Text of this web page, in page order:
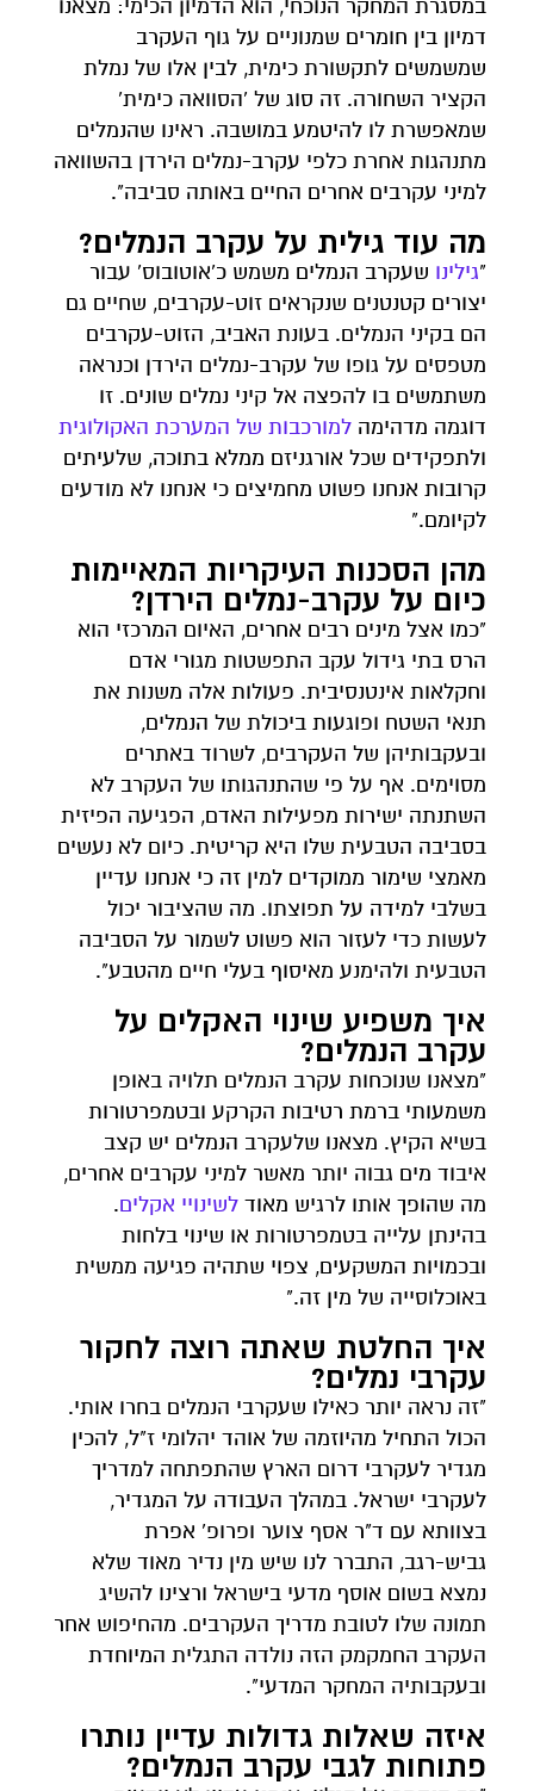
במסגרת המחקר הנוכחי, הוא הדמיון הכימי: מצאנו
דמיון בין חומרים שמנוניים על גוף העקרב
שמשמשים לתקשורת כימית, לבין אלו של נמלת
הקציר השחורה. זה סוג של 'הסוואה כימית'
שמאפשרת לו להיטמע במושבה. ראינו שהנמלים
מתנהגות אחרת כלפי עקרב-נמלים הירדן בהשוואה
למיני עקרבים אחרים החיים באותה סביבה".
מה עוד גילית על עקרב הנמלים?
"גילינו שעקרב הנמלים משמש כ'אוטובוס' עבור
יצורים קטנטנים שנקראים זוט-עקרבים, שחיים גם
הם בקיני הנמלים. בעונת האביב, הזוט-עקרבים
מטפסים על גופו של עקרב-נמלים הירדן וכנראה
משתמשים בו להפצה אל קיני נמלים שונים. זו
דוגמה מדהימה למורכבות של המערכת האקולוגית
ולתפקידים שכל אורגניזם ממלא בתוכה, שלעיתים
קרובות אנחנו פשוט מחמיצים כי אנחנו לא מודעים
לקיומם."
מהן הסכנות העיקריות המאיימות
כיום על עקרב-נמלים הירדן?
"כמו אצל מינים רבים אחרים, האיום המרכזי הוא
הרס בתי גידול עקב התפשטות מגורי אדם
וחקלאות אינטנסיבית. פעולות אלה משנות את
תנאי השטח ופוגעות ביכולת של הנמלים,
ובעקבותיהן של העקרבים, לשרוד באתרים
מסוימים. אף על פי שהתנהגותו של העקרב לא
השתנתה ישירות מפעילות האדם, הפגיעה הפיזית
בסביבה הטבעית שלו היא קריטית. כיום לא נעשים
מאמצי שימור ממוקדים למין זה כי אנחנו עדיין
בשלבי למידה על תפוצתו. מה שהציבור יכול
לעשות כדי לעזור הוא פשוט לשמור על הסביבה
הטבעית ולהימנע מאיסוף בעלי חיים מהטבע".
איך משפיע שינוי האקלים על
עקרב הנמלים?
"מצאנו שנוכחות עקרב הנמלים תלויה באופן
משמעותי ברמת רטיבות הקרקע ובטמפרטורות
בשיא הקיץ. מצאנו שלעקרב הנמלים יש קצב
איבוד מים גבוה יותר מאשר למיני עקרבים אחרים,
מה שהופך אותו לרגיש מאוד לשינויי אקלים.
בהינתן עלייה בטמפרטורות או שינוי בלחות
ובכמויות המשקעים, צפוי שתהיה פגיעה ממשית
באוכלוסייה של מין זה."
איך החלטת שאתה רוצה לחקור
עקרבי נמלים?
"זה נראה יותר כאילו שעקרבי הנמלים בחרו אותי.
הכול התחיל מהיוזמה של אוהד יהלומי ז"ל, להכין
מגדיר לעקרבי דרום הארץ שהתפתחה למדריך
לעקרבי ישראל. במהלך העבודה על המגדיר,
בצוותא עם ד"ר אסף צוער ופרופ' אפרת
גביש-רגב, התברר לנו שיש מין נדיר מאוד שלא
נמצא בשום אוסף מדעי בישראל ורצינו להשיג
תמונה שלו לטובת מדריך העקרבים. מהחיפוש אחר
העקרב החמקמק הזה נולדה התגלית המיוחדת
ובעקבותיה המחקר המדעי".
איזה שאלות גדולות עדיין נותרו
פתוחות לגבי עקרב הנמלים?